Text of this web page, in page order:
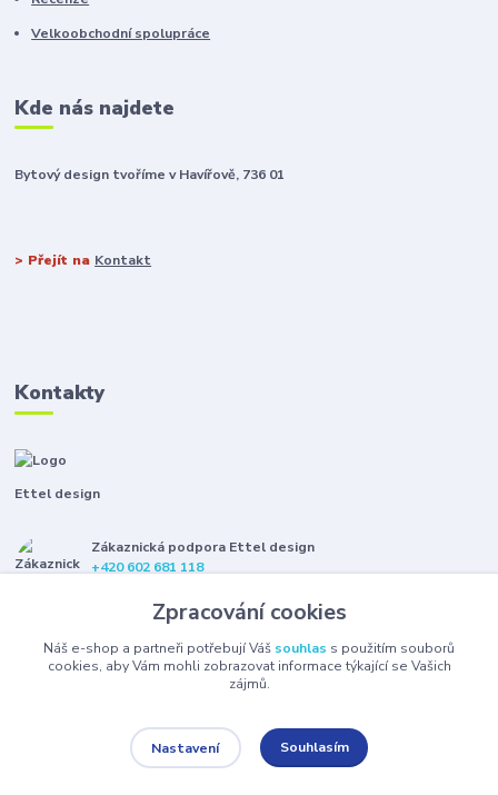
Velkoobchodní spolupráce
Kde nás najdete
Bytový design tvoříme v Havířově, 736 01
> Přejít na Kontakt
Kontakty
Ettel design
Zákaznická podpora Ettel design
+420 602 681 118
Zpracování cookies
Náš e-shop a partneři potřebují Váš souhlas s použitím souborů
cookies, aby Vám mohli zobrazovat informace týkající se Vašich
zájmů.
Nastavení Souhlasím